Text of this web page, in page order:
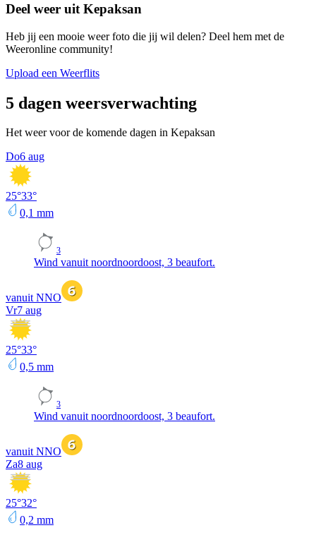
Deel weer uit Kepaksan
Heb jij een mooie weer foto die jij wil delen? Deel hem met de
Weeronline community!
Upload een Weerflits
5 dagen weersverwachting
Het weer voor de komende dagen in Kepaksan
Do6 aug
25°33°
0,1 mm
3
Wind vanuit noordnoordoost, 3 beaufort.
vanuit NNO
Vr7 aug
25°33°
0,5 mm
3
Wind vanuit noordnoordoost, 3 beaufort.
vanuit NNO
Za8 aug
25°32°
0,2 mm